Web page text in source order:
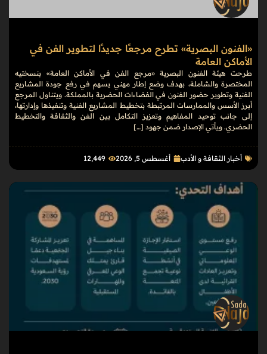
«الفنون البصرية» تطرح مرجعًا جديدًا لتطوير الفن في
الأماكن العامة
طرحت هيئة الفنون البصرية «مرجع الفن في الأماكن العامة» بنسختيه
المختصرة والشاملة، بهدف وضع إطار مهني يسهم في رفع جودة المشاريع
الفنية وتطوير حضور الفنون في الفضاءات الحضرية بالمملكة. ويتناول المرجع
أبرز الأسس والممارسات المرتبطة بتخطيط المشاريع الفنية وتنفيذها وإدارتها،
إلى جانب توحيد المفاهيم وتعزيز التكامل بين الفن والثقافة والتخطيط
الحضري. ويأتي الإصدار ضمن جهود […]
أخبار الثقافة و الأدب أغسطس 5, 2026 12٬449